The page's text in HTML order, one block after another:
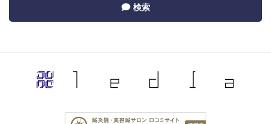
Toggle
navigation
検索